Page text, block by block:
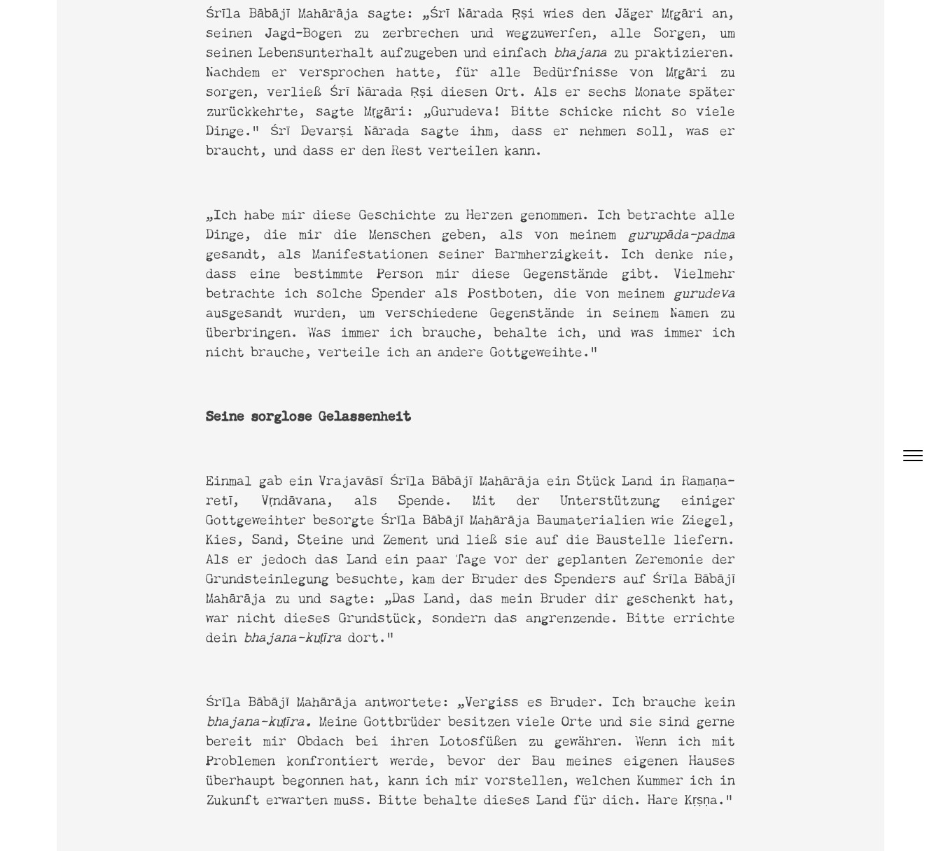
Śrīla Bābājī Mahārāja sagte: „Śrī Nārada Ṛṣi wies den Jäger Mṛgāri an,
seinen Jagd-Bogen zu zerbrechen und wegzuwerfen, alle Sorgen, um
seinen Lebensunterhalt aufzugeben und einfach bhajana zu praktizieren.
Nachdem er versprochen hatte, für alle Bedürfnisse von Mṛgāri zu
sorgen, verließ Śrī Nārada Ṛṣi diesen Ort. Als er sechs Monate später
zurückkehrte, sagte Mṛgāri: „Gurudeva! Bitte schicke nicht so viele
Dinge.“ Śrī Devarṣi Nārada sagte ihm, dass er nehmen soll, was er
braucht, und dass er den Rest verteilen kann.
„Ich habe mir diese Geschichte zu Herzen genommen. Ich betrachte alle
Dinge, die mir die Menschen geben, als von meinem gurupāda-padma
gesandt, als Manifestationen seiner Barmherzigkeit. Ich denke nie,
dass eine bestimmte Person mir diese Gegenstände gibt. Vielmehr
betrachte ich solche Spender als Postboten, die von meinem gurudeva
ausgesandt wurden, um verschiedene Gegenstände in seinem Namen zu
überbringen. Was immer ich brauche, behalte ich, und was immer ich
nicht brauche, verteile ich an andere Gottgeweihte."
Seine sorglose Gelassenheit
Einmal gab ein Vrajavāsī Śrīla Bābājī Mahārāja ein Stück Land in Ramaṇa-
retī, Vṛndāvana, als Spende. Mit der Unterstützung einiger
Gottgeweihter besorgte Śrīla Bābājī Mahārāja Baumaterialien wie Ziegel,
Kies, Sand, Steine und Zement und ließ sie auf die Baustelle liefern.
Als er jedoch das Land ein paar Tage vor der geplanten Zeremonie der
Grundsteinlegung besuchte, kam der Bruder des Spenders auf Śrīla Bābājī
Mahārāja zu und sagte: „Das Land, das mein Bruder dir geschenkt hat,
war nicht dieses Grundstück, sondern das angrenzende. Bitte errichte
dein bhajana-kuṭīra dort."
Śrīla Bābājī Mahārāja antwortete: „Vergiss es Bruder. Ich brauche kein
bhajana-kuṭīra. Meine Gottbrüder besitzen viele Orte und sie sind gerne
bereit mir Obdach bei ihren Lotosfüßen zu gewähren. Wenn ich mit
Problemen konfrontiert werde, bevor der Bau meines eigenen Hauses
überhaupt begonnen hat, kann ich mir vorstellen, welchen Kummer ich in
Zukunft erwarten muss. Bitte behalte dieses Land für dich. Hare Kṛṣṇa.”